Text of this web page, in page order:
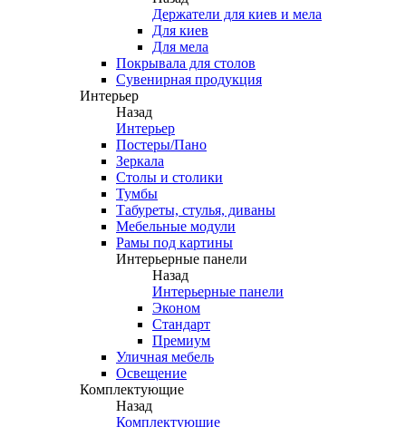
Держатели для киев и мела
Для киев
Для мела
Покрывала для столов
Сувенирная продукция
Интерьер
Назад
Интерьер
Постеры/Пано
Зеркала
Столы и столики
Тумбы
Табуреты, стулья, диваны
Мебельные модули
Рамы под картины
Интерьерные панели
Назад
Интерьерные панели
Эконом
Стандарт
Премиум
Уличная мебель
Освещение
Комплектующие
Назад
Комплектующие